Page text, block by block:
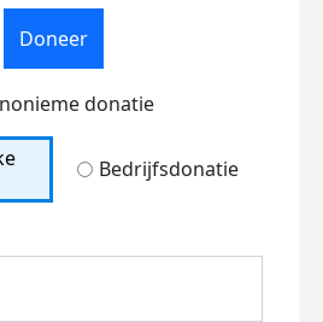
Doneer
donatie
Bedrijfsdonatie